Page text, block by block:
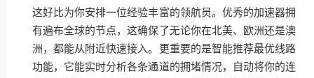
这好比为你安排一位经验丰富的领航员。优秀的加速器拥
有遍布全球的节点，这确保了无论你在北美、欧洲还是澳
洲，都能从附近快速接入。更重要的是智能推荐最优线路
功能，它能实时分析各条通道的拥堵情况，自动将你的连